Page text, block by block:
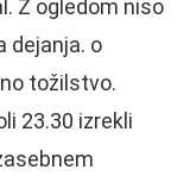
Z ogledom niso
dejanja. o
tožilstvo.
23.30 izrekli